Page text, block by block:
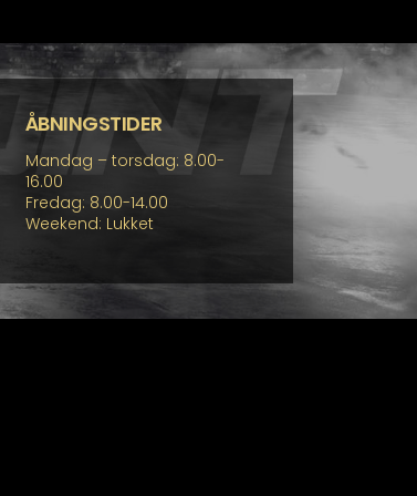
ÅBNINGSTIDER
Mandag – torsdag: 8.00-
16.00
Fredag: 8.00-14.00
Weekend: Lukket